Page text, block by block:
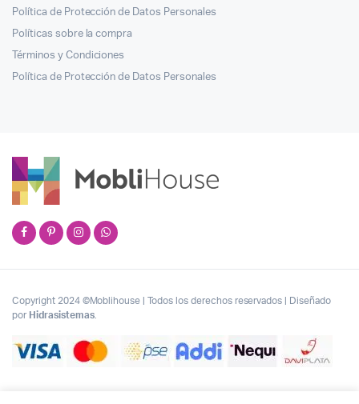
Política de Protección de Datos Personales
Políticas sobre la compra
Términos y Condiciones
Política de Protección de Datos Personales
Copyright 2024 ©Moblihouse | Todos los derechos reservados | Diseñado
por Hidrasistemas.